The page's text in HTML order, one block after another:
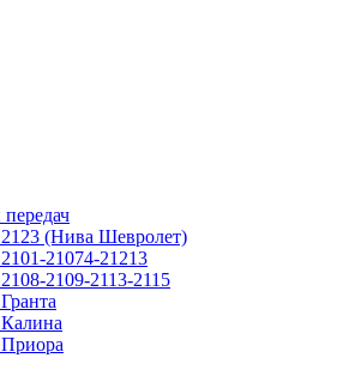
(Нива Шевролет)
21074-21213
2109-2113-2115